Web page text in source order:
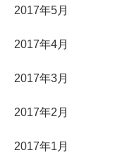
2017年5月
2017年4月
2017年3月
2017年2月
2017年1月